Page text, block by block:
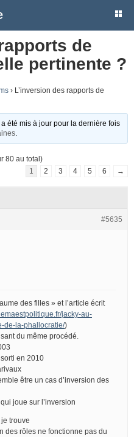
de
pertinente ?
› L’inversion des rapports de
été mis à jour pour la dernière fois
80 au total)
1
2 3 4 5 6 →
#5635
des filles » et l’article écrit
jacky-au-
de-la-phallocratie/)
du même procédé.
en 2010
être un cas d’inversion des
joue sur l’inversion
trouve
des rôles ne fonctionne pas du